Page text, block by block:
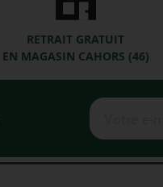
RETRAIT GRATUIT
EN MAGASIN CAHORS (46)